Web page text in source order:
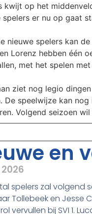
kwijt op het
spelers er nu op gaat
nieuwe spelers kan
Lorenz hebben één
met het spelen
ziet nog legio
De speelwijze kan
Volgend seizoen
en
spelers zal volgend
Tollebeek en Jesse
vervullen bij SVI 1.